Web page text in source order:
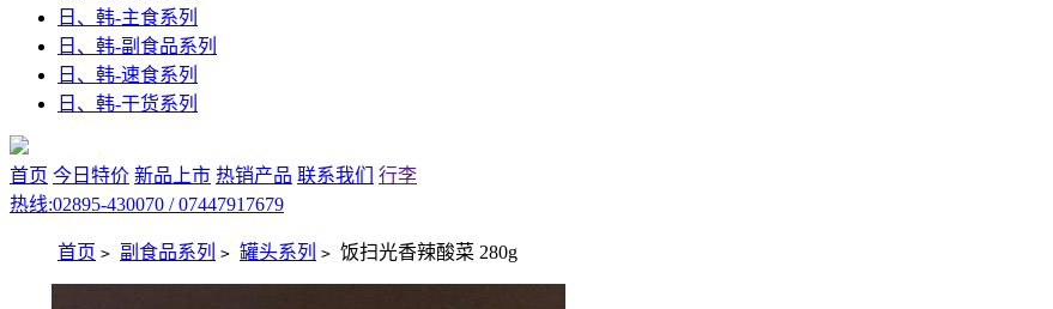
日、韩-主食系列
日、韩-副食品系列
日、韩-速食系列
日、韩-干货系列
首页 今日特价 新品上市 热销产品 联系我们
行李
热线:02895-430070 / 07447917679
首页 > 副食品系列 > 罐头系列 > 饭扫光香辣酸菜 280g